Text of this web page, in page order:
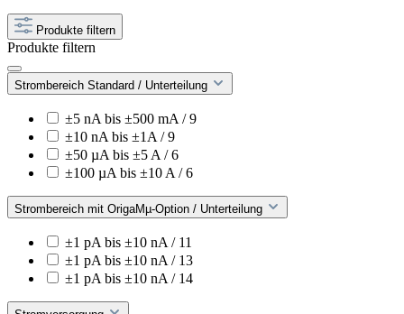
Produkte filtern
Produkte filtern
Strombereich Standard / Unterteilung
±5 nA bis ±500 mA / 9
±10 nA bis ±1A / 9
±50 µA bis ±5 A / 6
±100 µA bis ±10 A / 6
Strombereich mit OrigaMµ-Option / Unterteilung
±1 pA bis ±10 nA / 11
±1 pA bis ±10 nA / 13
±1 pA bis ±10 nA / 14